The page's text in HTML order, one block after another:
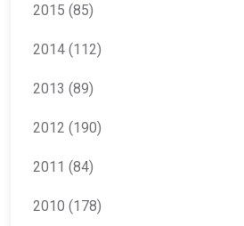
2015 (85)
2014 (112)
2013 (89)
2012 (190)
2011 (84)
2010 (178)